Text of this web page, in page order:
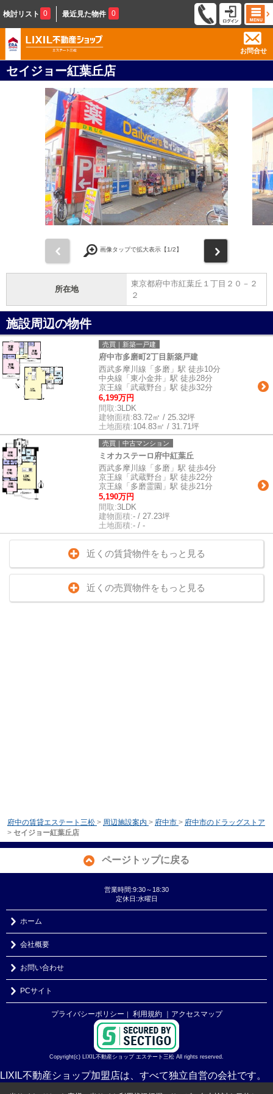
検討リスト 0 最近見た物件 0
お問合せ
セイジョー紅葉丘店
画像タップで拡大表示【1/2】
所在地
東京都府中市紅葉丘１丁目２０－２
２
施設周辺の物件
売買｜新築一戸建
府中市多磨町2丁目新築戸建
西武多摩川線「多磨」駅 徒歩10分
中央線「東小金井」駅 徒歩28分
京王線「武蔵野台」駅 徒歩32分
6,199万円
間取:3LDK
建物面積:83.72㎡ / 25.32坪
土地面積:104.83㎡ / 31.71坪
売買｜中古マンション
ミオカステーロ府中紅葉丘
西武多摩川線「多磨」駅 徒歩4分
京王線「武蔵野台」駅 徒歩22分
京王線「多磨霊園」駅 徒歩21分
5,190万円
間取:3LDK
建物面積:- / 27.23坪
土地面積:- / -
近くの賃貸物件をもっと見る
近くの売買物件をもっと見る
府中の賃貸エステート三松 > 周辺施設案内 > 府中市 > 府中市のドラッグストア
> セイジョー紅葉丘店
ページトップに戻る
営業時間:9:30～18:30
定休日:水曜日
ホーム
会社概要
お問い合わせ
PCサイト
プライバシーポリシー ｜ 利用規約 ｜アクセスマップ
Copyright(c) LIXIL不動産ショップ エステート三松 All rights reserved.
LIXIL不動産ショップ加盟店は、すべて独立自営の会社です。